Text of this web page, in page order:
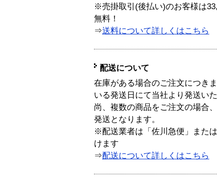
※売掛取引(後払い)のお客様は
無料！
⇒送料について詳しくはこちら
配送について
在庫がある場合のご注文につき
いる発送日にて当社より発送い
尚、複数の商品をご注文の場合
発送となります。
※配送業者は「佐川急便」また
けます
⇒配送について詳しくはこちら